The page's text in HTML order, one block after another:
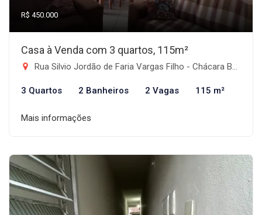
R$ 450.000
Casa à Venda com 3 quartos, 115m²
Rua Silvio Jordão de Faria Vargas Filho - Chácara Belo Horizonte, Taubaté-SP
3 Quartos 2 Banheiros 2 Vagas 115 m²
Mais informações